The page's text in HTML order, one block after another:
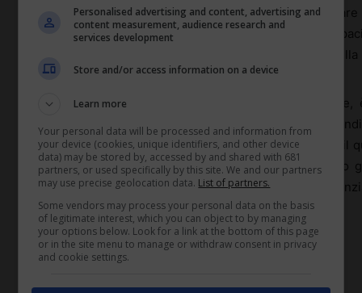
parti (datore di lavoro e lavoratore) possono
datore di lavoro, cioè, potrà sperimentare le
quest’ultimo potrà constatare in concreto la natura
condizioni in cui il rappporto di lavoro si svolge.
La durata massima del periodo di prova, in
tuttavia un tetto “massimo” di sei mesi è desumibile
la quale pone appunto il limite di un semestre, oltre il
l’impiegato o l’operio in prova, senza giusta causa
prova, tutto il servizio prestato viene computato
TAGS
contratto a tempo determinato
Personalised advertising and content, advertising and
content measurement, audience research and
services development
Store and/or access information on a device
Learn more
Your personal data will be processed and information from
your device (cookies, unique identifiers, and other device
data) may be stored by, accessed by and shared with 681
partners, or used specifically by this site. We and our partners
may use precise geolocation data. List of partners.
Some vendors may process your personal data on the basis
of legitimate interest, which you can object to by managing
your options below. Look for a link at the bottom of this page
or in the site menu to manage or withdraw consent in privacy
and cookie settings.